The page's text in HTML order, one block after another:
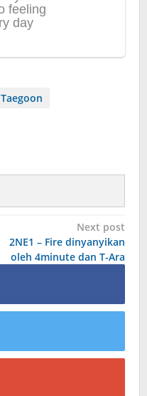
Taegoon
Next post
2NE1 – Fire dinyanyikan
oleh 4minute dan T-Ara